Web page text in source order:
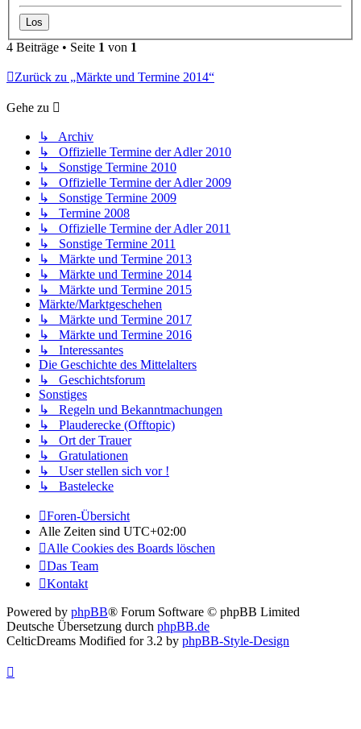
4 Beiträge • Seite 1 von 1
Zurück zu „Märkte und Termine 2014“
Gehe zu
↳ Archiv
↳ Offizielle Termine der Adler 2010
↳ Sonstige Termine 2010
↳ Offizielle Termine der Adler 2009
↳ Sonstige Termine 2009
↳ Termine 2008
↳ Offizielle Termine der Adler 2011
↳ Sonstige Termine 2011
↳ Märkte und Termine 2013
↳ Märkte und Termine 2014
↳ Märkte und Termine 2015
Märkte/Marktgeschehen
↳ Märkte und Termine 2017
↳ Märkte und Termine 2016
↳ Interessantes
Die Geschichte des Mittelalters
↳ Geschichtsforum
Sonstiges
↳ Regeln und Bekanntmachungen
↳ Plauderecke (Offtopic)
↳ Ort der Trauer
↳ Gratulationen
↳ User stellen sich vor !
↳ Bastelecke
Foren-Übersicht
Alle Zeiten sind UTC+02:00
Alle Cookies des Boards löschen
Das Team
Kontakt
Powered by phpBB® Forum Software © phpBB Limited
Deutsche Übersetzung durch phpBB.de
CelticDreams Modified for 3.2 by phpBB-Style-Design